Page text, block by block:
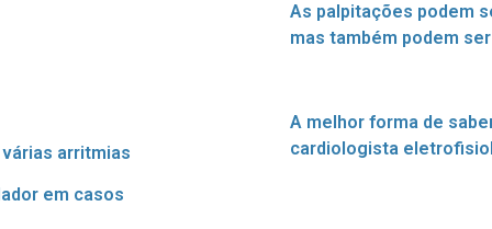
arritmias
em casos
As palpitações podem
mas também podem
A melhor forma de
cardiologista